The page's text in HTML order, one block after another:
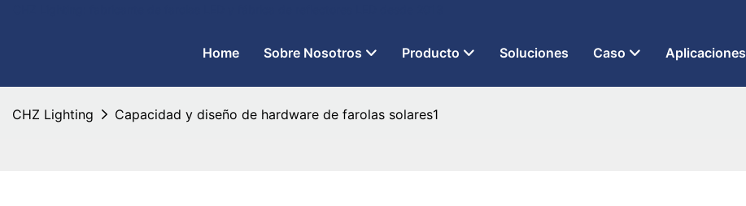
Home Sobre Nosotros Producto Soluciones Caso Aplicaciones
CHZ Lighting Capacidad y diseño de hardware de farolas solares1